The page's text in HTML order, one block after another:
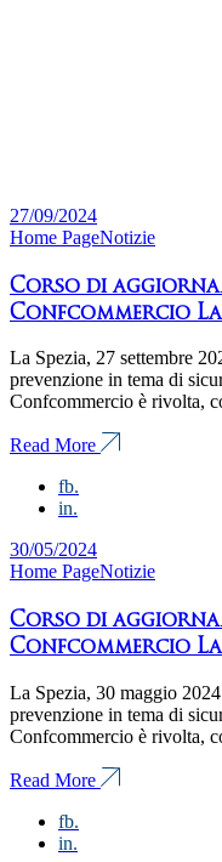
27/09/2024
Home PageNotizie
Corso di
Confcommercio La
La Spezia, 27 settembre
prevenzione in tema di
Confcommercio è rivolta,
Read More
fb.
in.
30/05/2024
Home PageNotizie
Corso di
Confcommercio La
La Spezia, 30 maggio
prevenzione in tema di
Confcommercio è rivolta,
Read More
fb.
in.